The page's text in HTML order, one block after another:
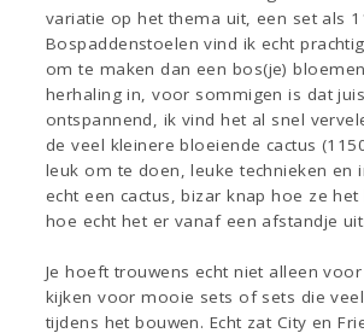
variatie op het thema uit, een set als
Bospaddenstoelen vind ik echt
om te maken dan een bos(je)
herhaling in, voor sommigen is dat
ontspannend, ik vind het al snel
de veel kleinere bloeiende cactus
leuk om te doen, leuke technieken en
echt een cactus, bizar knap hoe ze
hoe echt het er vanaf een afstandje
Je hoeft trouwens echt niet alleen
kijken voor mooie sets of sets die
tijdens het bouwen. Echt zat City en